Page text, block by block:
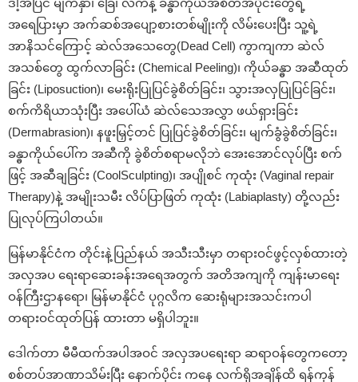
အရေပြားမှာ အက်ဆစ်အပျော့စားတစ်မျိုးကို လိမ်းပေးပြီး သူ့ရဲ့
အာနိသင်ကြောင့် ဆဲလ်အသေတွေ(Dead Cell) ကွာကျကာ ဆဲလ်
အသစ်တွေ ထွက်လာခြင်း (Chemical Peeling)၊ ကိုယ်ခန္ဓာ အဆီထုတ်
ခြင်း (Liposuction)၊ မေးရိုးပြုပြင်ခွဲစိတ်ခြင်း၊ သွားအလှပြုပြင်ခြင်း၊
စက်ကိရိယာသုံးပြီး အပေါ်ယံ ဆဲလ်သေအလွှာ ဖယ်ရှားခြင်း
(Dermabrasion)၊ နဖူးမြှင့်တင် ပြုပြင်ခွဲစိတ်ခြင်း၊ မျက်ခွံခွဲစိတ်ခြင်း၊
ခန္ဓာကိုယ်ပေါ်က အဆီကို ခွဲစိတ်စရာမလိုဘဲ အေးအောင်လုပ်ပြီး စက်
ဖြင့် အဆီချခြင်း (CoolSculpting)၊ အပျိုစင် ကုထုံး (Vaginal repair
Therapy)နဲ့ အမျိုးသမီး လိပ်ပြာဖြတ် ကုထုံး (Labiaplasty) တို့လည်း
ပြုလုပ်ကြပါတယ်။
မြန်မာနိုင်ငံက တိုင်းနဲ့ပြည်နယ် အသီးသီးမှာ တရားဝင်ဖွင့်လှစ်ထားတဲ့
အလှအပ ရေးရာဆေးခန်းအရေအတွက် အတိအကျကို ကျန်းမာရေး
ဝန်ကြီးဌာနရော၊ မြန်မာနိုင်ငံ ပုဂ္ဂလိက ဆေးရုံများအသင်းကပါ
တရားဝင်ထုတ်ပြန် ထားတာ မရှိပါဘူး။
ဒေါက်တာ မီမီထက်အပါအဝင် အလှအပရေးရာ ဆရာဝန်တွေကတော့
စစ်တပ်အာဏာသိမ်းပြီး နောက်ပိုင်း ကနေ လက်ရှိအချိန်ထိ ရန်ကုန်